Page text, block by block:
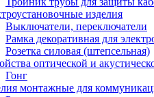
изделия
Выключатели, переключатели
Рамка декоративная для
Розетка силовая (штепсельная)
оптической и
Гонг
монтажные для